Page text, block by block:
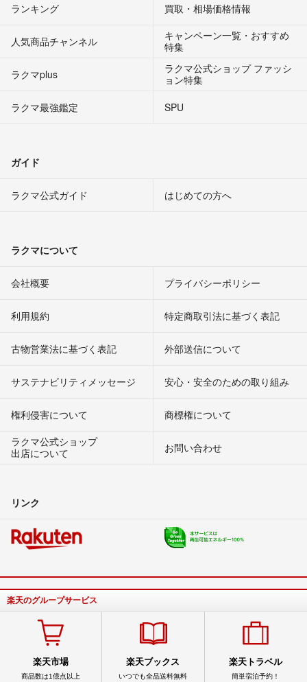
ランキング 買取・相場価格情報
人気商品チャンネル
キャンペーン一覧・おすすめ
特集
ラクマplus
ラクマ公式ショップ ファッシ
ョン特集
ラクマ最強鑑定
SPU
ガイド
ラクマ公式ガイド はじめての方へ
ラクマについて
会社概要 プライバシーポリシー
利用規約 特定商取引法に基づく表記
古物営業法に基づく表記 外部送信について
サステナビリティメッセージ 安心・安全のための取り組み
権利侵害について
商標権について
ラクマ公式ショップ
出店について
お問い合わせ
リンク
楽天のグループサービス
楽天市場
商品数は1億点以上
楽天ブックス
いつでも全品送料無料
楽天トラベル
簡単宿泊予約！